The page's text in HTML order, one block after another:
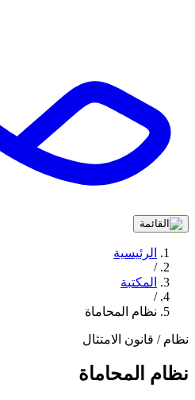
الرئيسية
/
المكتبة
/
نظام المحاماة
نظام / قانون الامتثال
نظام المحاماة